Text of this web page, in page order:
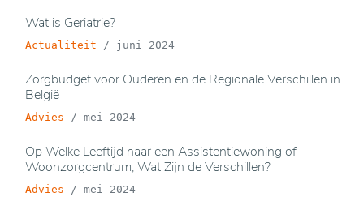
Wat is Geriatrie?
Actualiteit / juni 2024
Zorgbudget voor Ouderen en de Regionale Verschillen in
België
Advies / mei 2024
Op Welke Leeftijd naar een Assistentiewoning of
Woonzorgcentrum, Wat Zijn de Verschillen?
Advies / mei 2024